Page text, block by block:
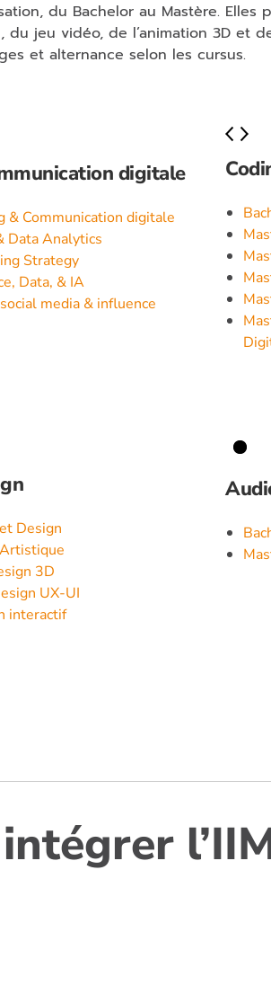
du Bachelor au Mastère.
jeu vidéo, de l’animation 3D et
et alternance selon les cursus.
digitale
& Communication digitale
Data Analytics
Strategy
Data, & IA
media & influence
Design
3D
UX-UI
interactif